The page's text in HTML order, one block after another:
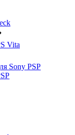
Vita
Sony PSP